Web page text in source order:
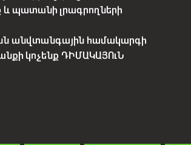
և պատանի լրագրողների
անվտանգային համակարգի
կոչենք ԴԻՄԱԿԱՅՈւՆ